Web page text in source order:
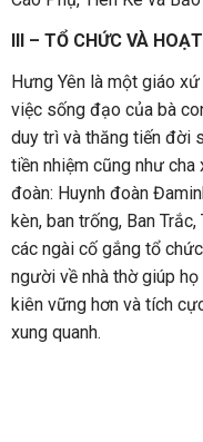
III – TỔ CHỨC VÀ
Hưng Yên là một giáo
việc sống đạo của bà
duy trì và thăng tiến đời
tiền nhiệm cũng như
đoàn: Huynh đoàn
kèn, ban trống, Ban
các ngài cố gắng tổ
người về nhà thờ giúp
kiên vững hơn và tích
xung quanh.